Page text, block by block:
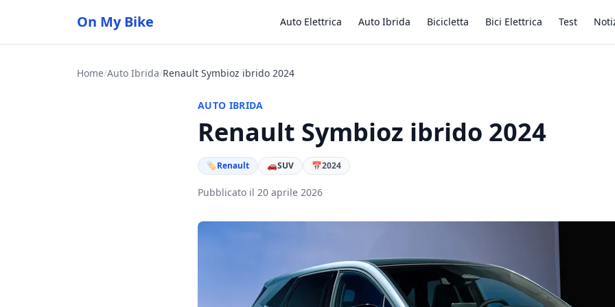
On My Bike Auto Elettrica Auto Ibrida Bicicletta Bici Elettrica Test
Home/Auto Ibrida/Renault Symbioz ibrido 2024
AUTO IBRIDA
Renault Symbioz ibrido 2024
🏷Renault 🚗SUV 📅2024
Pubblicato il 20 aprile 2026